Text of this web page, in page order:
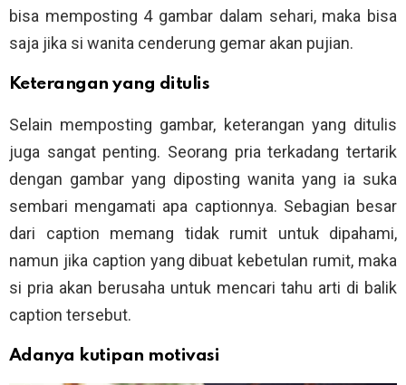
bisa memposting 4 gambar dalam sehari, maka bisa
saja jika si wanita cenderung gemar akan pujian.
Keterangan yang ditulis
Selain memposting gambar, keterangan yang ditulis
juga sangat penting. Seorang pria terkadang tertarik
dengan gambar yang diposting wanita yang ia suka
sembari mengamati apa captionnya. Sebagian besar
dari caption memang tidak rumit untuk dipahami,
namun jika caption yang dibuat kebetulan rumit, maka
si pria akan berusaha untuk mencari tahu arti di balik
caption tersebut.
Adanya kutipan motivasi